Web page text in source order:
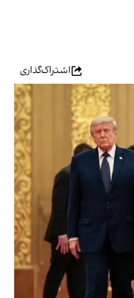
اشتراک‌گذاری